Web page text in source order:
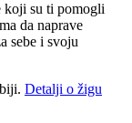
koji su ti pomogli
da naprave
sebe i svoju
Detalji o žigu